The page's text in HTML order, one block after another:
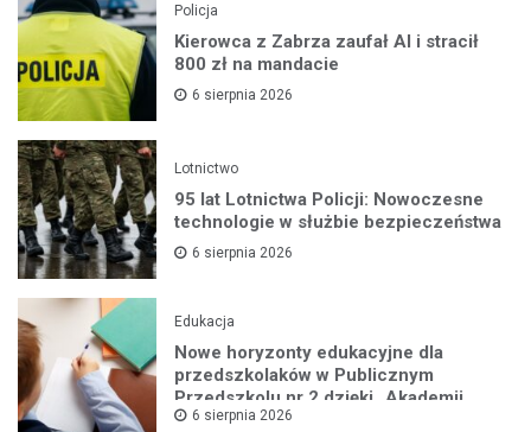
Policja
Kierowca z Zabrza zaufał AI i stracił
800 zł na mandacie
6 sierpnia 2026
Lotnictwo
95 lat Lotnictwa Policji: Nowoczesne
technologie w służbie bezpieczeństwa
6 sierpnia 2026
Edukacja
Nowe horyzonty edukacyjne dla
przedszkolaków w Publicznym
Przedszkolu nr 2 dzięki „Akademii
Super Przedszkolaka”
6 sierpnia 2026